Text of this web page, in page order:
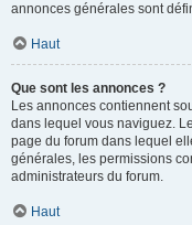
annonces générales sont
Haut
Que sont les annonces ?
Les annonces contiennent
dans lequel vous naviguez.
page du forum dans lequel
générales, les permissions
administrateurs du forum.
Haut